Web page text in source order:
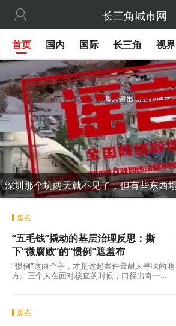
 长三角城市网
首页 国内 国际 长三角 视界
焦点
“五毛钱”撬动的基层治理反思：撕
下“微腐败”的“惯例”遮羞布
“惯例”这两个字，才是这起案件最耐人寻味的地
方。三个人在面对核查的时候，口径出奇一
议事程序、没有政策依据，仅凭几个人私下商
焦点